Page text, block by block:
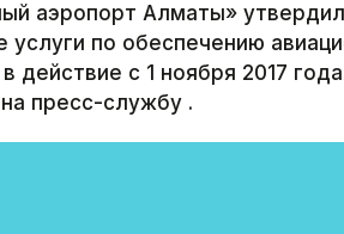
аэропорт Алматы»
по обеспечению
действие с 1 ноября 2017
пресс-службу .